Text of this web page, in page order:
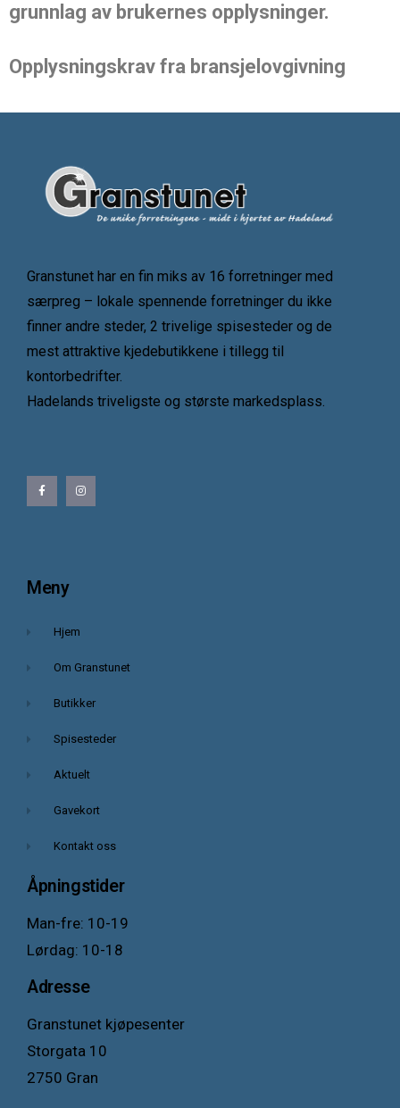
grunnlag av brukernes opplysninger.
Opplysningskrav fra bransjelovgivning
Granstunet har en fin miks av 16 forretninger med
særpreg – lokale spennende forretninger du ikke
finner andre steder, 2 trivelige spisesteder og de
mest attraktive kjedebutikkene i tillegg til
kontorbedrifter.
Hadelands triveligste og største markedsplass.
Meny
Hjem
Om Granstunet
Butikker
Spisesteder
Aktuelt
Gavekort
Kontakt oss
Åpningstider
Man-fre: 10-19
Lørdag: 10-18
Adresse
Granstunet kjøpesenter
Storgata 10
2750 Gran